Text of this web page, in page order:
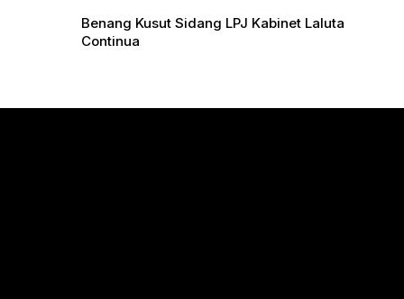
Benang Kusut Sidang LPJ Kabinet Laluta
Continua